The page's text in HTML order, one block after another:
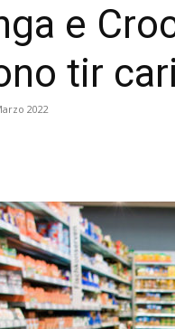
e
tir
2022